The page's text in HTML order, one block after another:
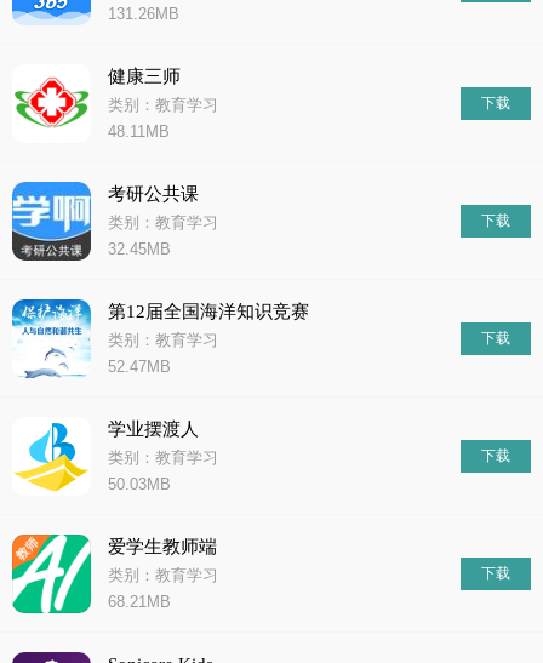
131.26MB
健康三师
类别：教育学习
48.11MB
下载
考研公共课
类别：教育学习
32.45MB
下载
第12届全国海洋知识竞赛
类别：教育学习
52.47MB
下载
学业摆渡人
类别：教育学习
50.03MB
下载
爱学生教师端
类别：教育学习
68.21MB
下载